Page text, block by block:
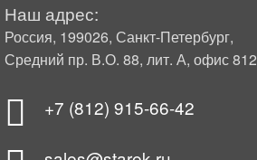
Наш адрес:
Россия, 199026, Санкт-Петербург,
Средний пр. В.О. 88, лит. А, офис 812
+7 (812) 915-66-42